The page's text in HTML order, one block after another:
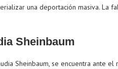
una deportación masiva. La
Sheinbaum
Sheinbaum, se encuentra ante